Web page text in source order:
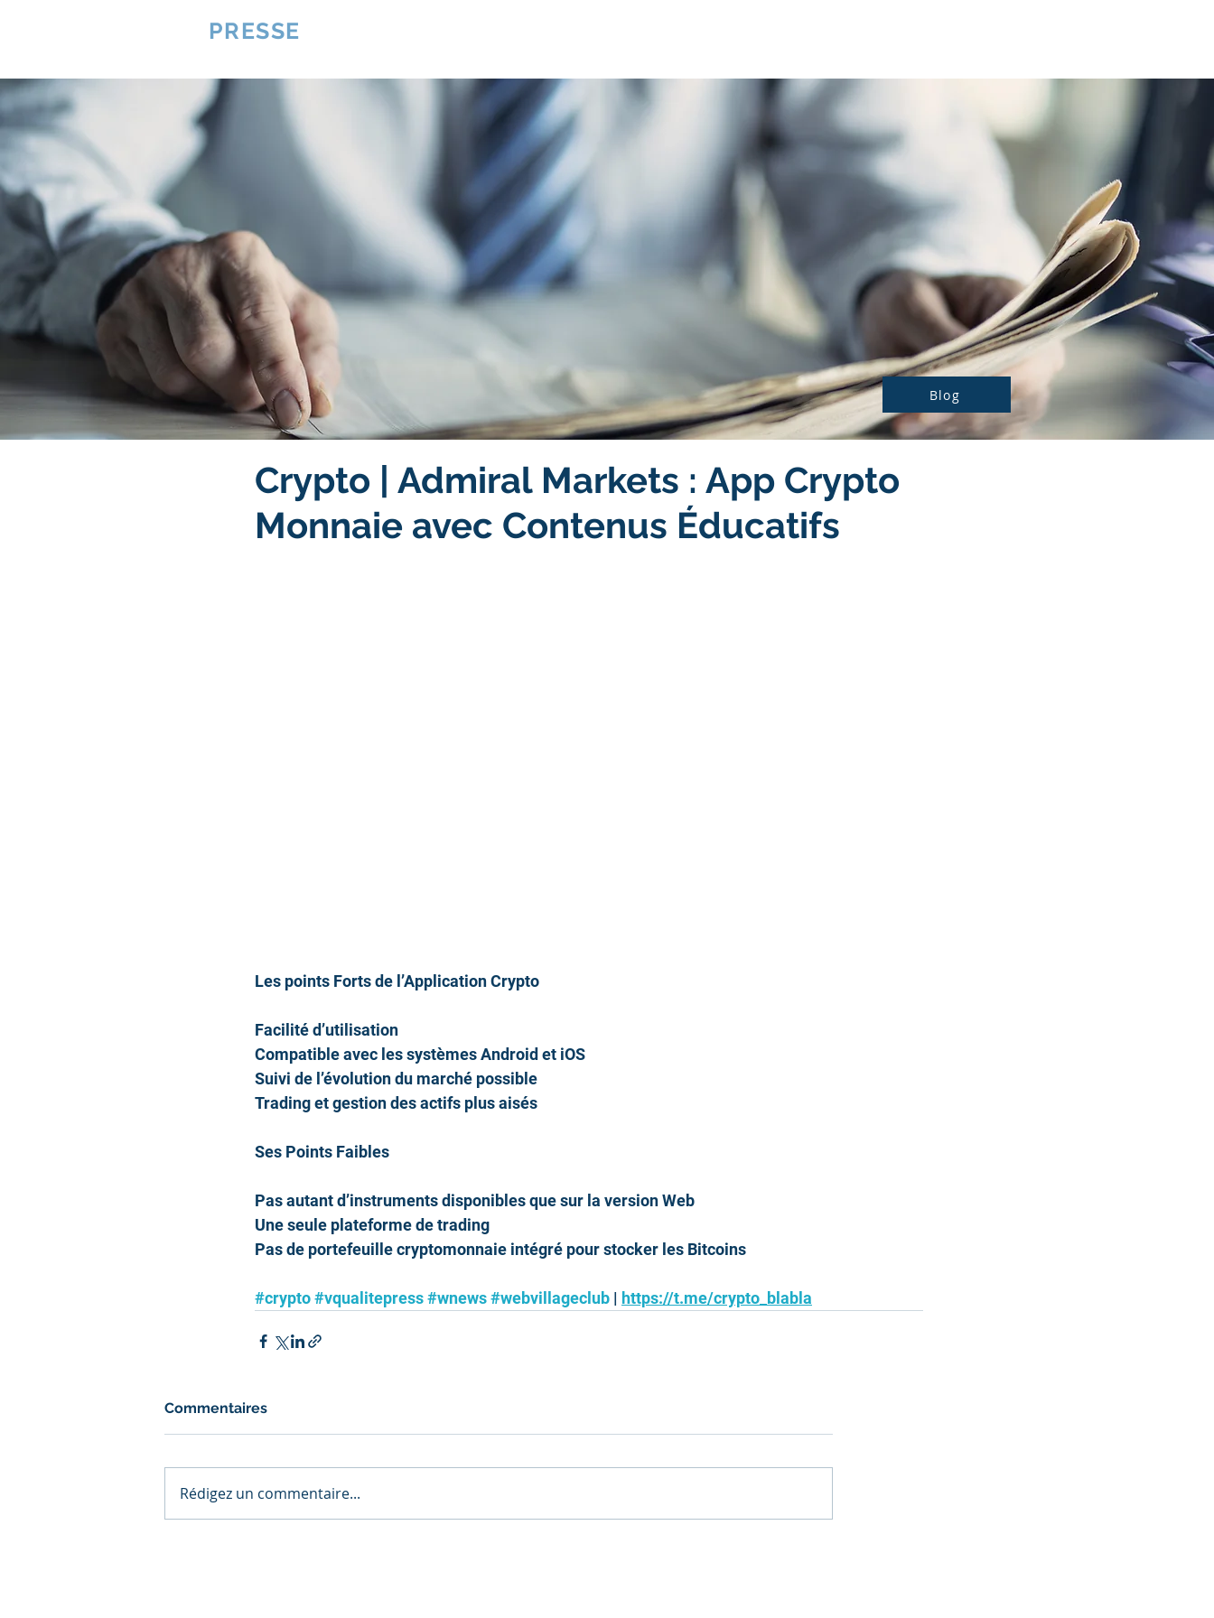
PRESSE
Blog
Crypto | Admiral Markets : App Crypto
Monnaie avec Contenus Éducatifs
Les points Forts de l’Application Crypto
Facilité d’utilisation
Compatible avec les systèmes Android et iOS
Suivi de l’évolution du marché possible
Trading et gestion des actifs plus aisés
Ses Points Faibles
Pas autant d’instruments disponibles que sur la version Web
Une seule plateforme de trading
Pas de portefeuille cryptomonnaie intégré pour stocker les Bitcoins
#crypto#vqualitepress#wnews#webvillageclub | https://t.me/crypto_blabla
Commentaires
Rédigez un commentaire...